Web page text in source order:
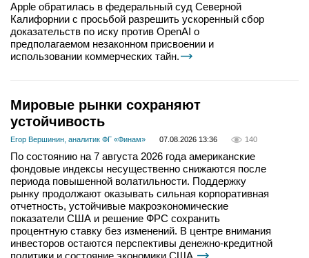
Apple обратилась в федеральный суд Северной
Калифорнии с просьбой разрешить ускоренный сбор
доказательств по иску против OpenAI о
предполагаемом незаконном присвоении и
использовании коммерческих тайн.
Мировые рынки сохраняют
устойчивость
Егор Вершинин, аналитик ФГ «Финам» 07.08.2026 13:36 140
По состоянию на 7 августа 2026 года американские
фондовые индексы несущественно снижаются после
периода повышенной волатильности. Поддержку
рынку продолжают оказывать сильная корпоративная
отчетность, устойчивые макроэкономические
показатели США и решение ФРС сохранить
процентную ставку без изменений. В центре внимания
инвесторов остаются перспективы денежно-кредитной